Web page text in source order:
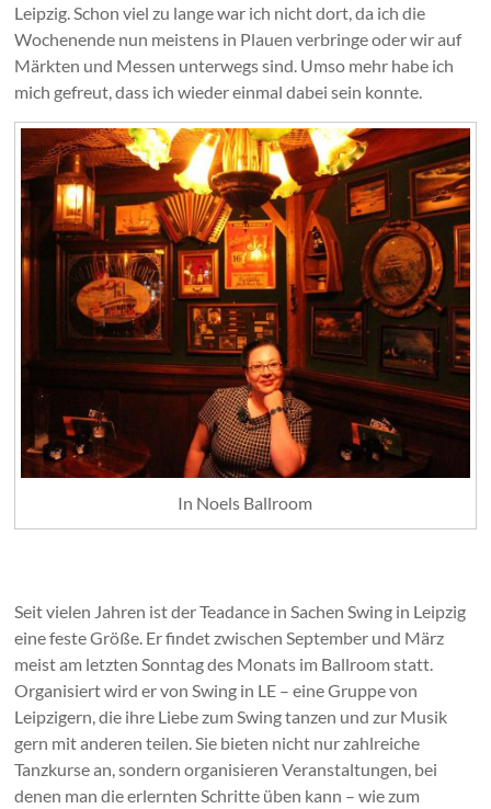
Leipzig. Schon viel zu lange war ich nicht dort, da ich die
Wochenende nun meistens in Plauen verbringe oder wir auf
Märkten und Messen unterwegs sind. Umso mehr habe ich
mich gefreut, dass ich wieder einmal dabei sein konnte.
In Noels Ballroom
Seit vielen Jahren ist der Teadance in Sachen Swing in Leipzig
eine feste Größe. Er findet zwischen September und März
meist am letzten Sonntag des Monats im Ballroom statt.
Organisiert wird er von Swing in LE – eine Gruppe von
Leipzigern, die ihre Liebe zum Swing tanzen und zur Musik
gern mit anderen teilen. Sie bieten nicht nur zahlreiche
Tanzkurse an, sondern organisieren Veranstaltungen, bei
denen man die erlernten Schritte üben kann – wie zum